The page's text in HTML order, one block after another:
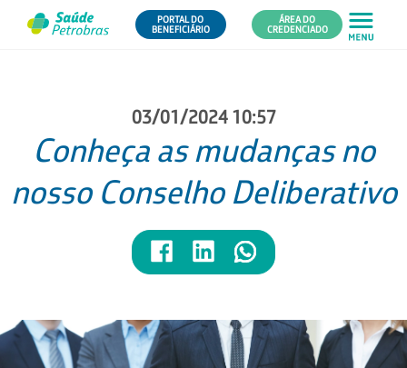
PORTAL DO
BENEFICIÁRIO
ÁREA DO
CREDENCIADO
03/01/2024 10:57
Conheça as mudanças no
nosso Conselho Deliberativo